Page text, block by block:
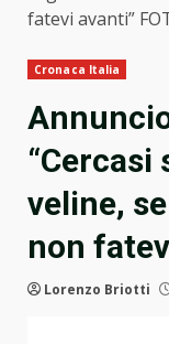
fatevi avanti”
Cronaca Italia
“Cercasi
veline,
non
Lorenzo Briotti